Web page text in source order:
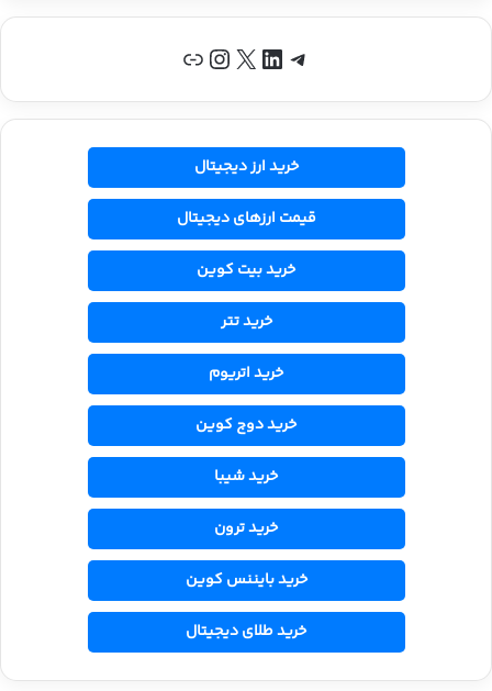
تلگرام لینکداین X اینستاگرم پیوند
خرید ارز دیجیتال
قیمت ارزهای دیجیتال
خرید بیت کوین
خرید تتر
خرید اتریوم
خرید دوج کوین
خرید شیبا
خرید ترون
خرید بایننس کوین
خرید طلای دیجیتال